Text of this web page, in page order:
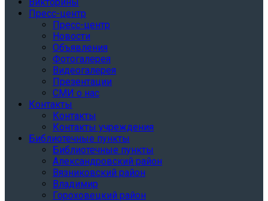
Викторины
Пресс-центр
Пресс-центр
Новости
Объявления
Фотогалерея
Видеогалерея
Презентации
СМИ о нас
Контакты
Контакты
Контакты учреждения
Библиотечные пункты
Библиотечные пункты
Александровский район
Вязниковский район
Владимир
Гороховецкий район